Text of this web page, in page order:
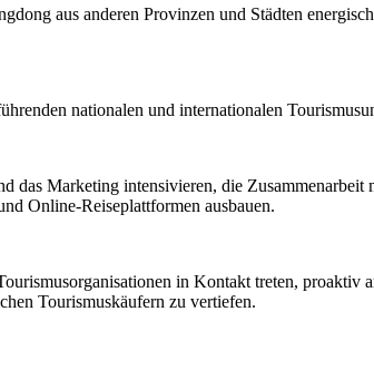
aus anderen Provinzen und Städten
nationalen und internationalen
das Marketing intensivieren, die
Online-Reiseplattformen ausbauen.
in Kontakt treten, proaktiv
Tourismuskäufern zu vertiefen.